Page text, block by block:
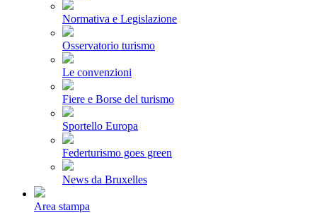
Normativa e Legislazione
Osservatorio turismo
Le convenzioni
Fiere e Borse del turismo
Sportello Europa
Federturismo goes green
News da Bruxelles
Area stampa